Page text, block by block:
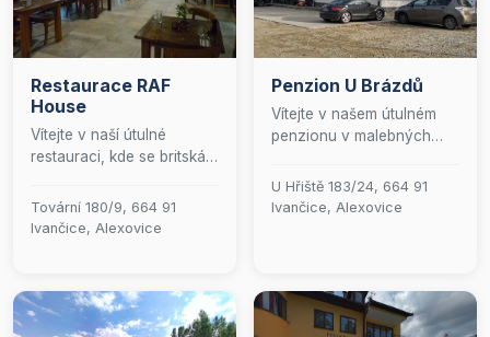
Restaurace RAF
House
Vítejte v naší útulné
restauraci, kde se britská
rodinnou pohostinností.
Naše pokrmy jsou
nejkvalitnějších surovin,
abychom vám přinesli
autentický kulinářský
Tovární 180/9, 664 91
Ivančice, Alexovice
Penzion U Brázdů
Vítejte v našem útulném
penzionu v malebných
vás můžeme přivítat v naší
restauraci, kde si
drink. Naše terasa je
ideálním místem pro
relaxaci a díky
U Hřiště 183/24, 664 91
Ivančice, Alexovice